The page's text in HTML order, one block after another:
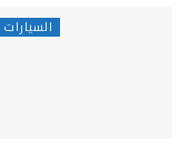
السيارات